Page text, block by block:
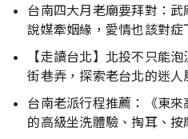
台南四大月老廟要拜對：
說媒牽姻緣，愛情也該對症
【走讀台北】北投不只能
街巷弄，探索老台北的迷人
台南老派行程推薦：《東
的高級坐洗體驗、掏耳、按